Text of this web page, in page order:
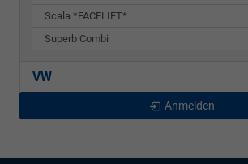
Scala *FACELIFT*
Superb Combi
VW
Anmelden